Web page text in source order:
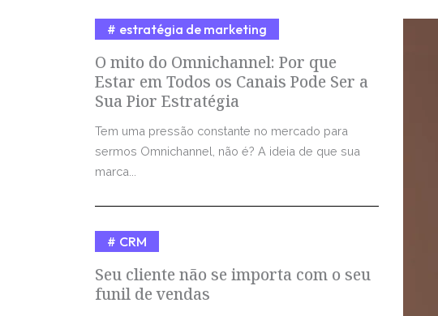
O mito do Omnichannel: Por que
Estar em Todos os Canais Pode Ser a
Sua Pior Estratégia
estratégia de marketing
Tem uma pressão constante no mercado para
sermos Omnichannel, não é? A ideia de que sua
marca...
Seu cliente não se importa com o seu
funil de vendas
CRM